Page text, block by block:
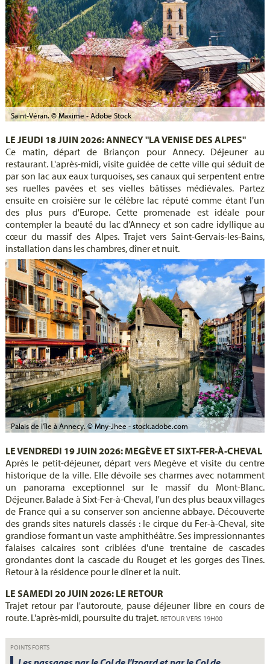
Saint-Véran. © Maxime - Adobe Stock
LE JEUDI 18 JUIN 2026: ANNECY "LA VENISE DES ALPES"
Ce matin, départ de Briançon pour Annecy. Déjeuner au
restaurant. L'après-midi, visite guidée de cette ville qui séduit de
par son lac aux eaux turquoises, ses canaux qui serpentent entre
ses ruelles pavées et ses vielles bâtisses médiévales. Partez
ensuite en croisière sur le célèbre lac réputé comme étant l'un
des plus purs d'Europe. Cette promenade est idéale pour
contempler la beauté du lac d’Annecy et son cadre idyllique au
cœur du massif des Alpes. Trajet vers Saint-Gervais-les-Bains,
installation dans les chambres, dîner et nuit.
Palais de l'Île à Annecy. © Mny-Jhee - stock.adobe.com
LE VENDREDI 19 JUIN 2026: MEGÈVE ET SIXT-FER-À-CHEVAL
Après le petit-déjeuner, départ vers Megève et visite du centre
historique de la ville. Elle dévoile ses charmes avec notamment
un panorama exceptionnel sur le massif du Mont-Blanc.
Déjeuner. Balade à Sixt-Fer-à-Cheval, l'un des plus beaux villages
de France qui a su conserver son ancienne abbaye. Découverte
des grands sites naturels classés : le cirque du Fer-à-Cheval, site
grandiose formant un vaste amphithéâtre. Ses impressionnantes
falaises calcaires sont criblées d'une trentaine de cascades
grondantes dont la cascade du Rouget et les gorges des Tines.
Retour à la résidence pour le dîner et la nuit.
LE SAMEDI 20 JUIN 2026: LE RETOUR
Trajet retour par l'autoroute, pause déjeuner libre en cours de
route. L'après-midi, poursuite du trajet. RETOUR VERS 19H00
POINTS FORTS